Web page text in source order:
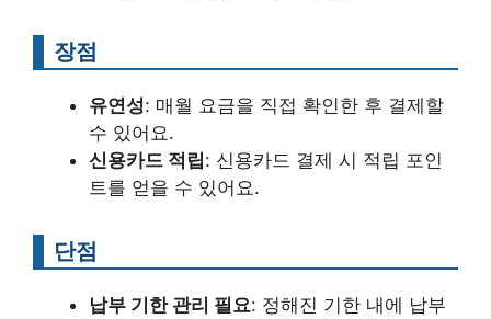
장점
유연성: 매월 요금을 직접 확인한 후 결제할
수 있어요.
신용카드 적립: 신용카드 결제 시 적립 포인
트를 얻을 수 있어요.
단점
납부 기한 관리 필요: 정해진 기한 내에 납부